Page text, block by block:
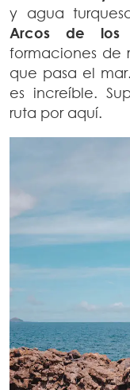
y agua
Arcos de los
formaciones de
que pasa el
es increíble.
ruta por aquí.